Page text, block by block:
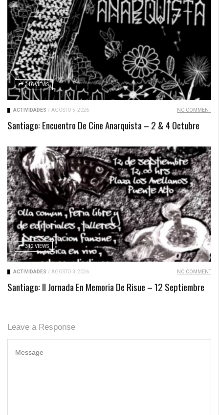
346 VIEWS
ACTIVIDADES / AGOSTO 5, 2026 NO COMMENT
Santiago: Encuentro De Cine Anarquista – 2 & 4 Octubre
312 VIEWS
ACTIVIDADES / AGOSTO 3, 2026 NO COMMENT
Santiago: II Jornada En Memoria De Risue – 12 Septiembre
Leave a Response